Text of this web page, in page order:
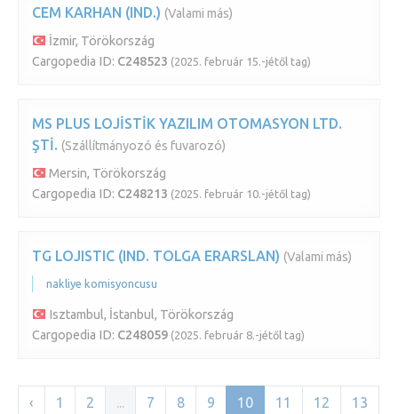
CEM KARHAN (IND.) (Valami más)
İzmir, Törökország
Cargopedia ID: C248523 (2025. február 15.-jétől tag)
MS PLUS LOJİSTİK YAZILIM OTOMASYON LTD.
ŞTİ. (Szállítmányozó és fuvarozó)
Mersin, Törökország
Cargopedia ID: C248213 (2025. február 10.-jétől tag)
TG LOJISTIC (IND. TOLGA ERARSLAN) (Valami más)
nakliye komisyoncusu
Isztambul, İstanbul, Törökország
Cargopedia ID: C248059 (2025. február 8.-jétől tag)
‹ 1 2 ... 7 8 9 10 11 12 13